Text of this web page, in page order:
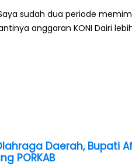
sudah dua periode
anggaran KONI Dairi
Daerah, Bupati
PORKAB